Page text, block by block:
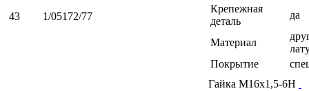
43 1/05172/77
Крепежная
деталь
да
Материал
Покрытие
Гайка М16х1,5-6Н